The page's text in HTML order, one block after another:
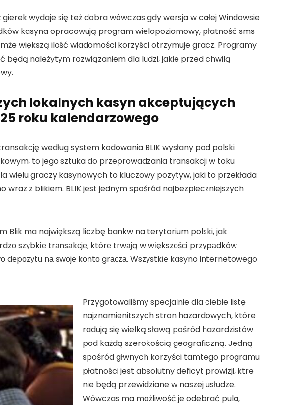
wydaje się też dobra wówczas gdy wersja w całej Windowsie
kasyna opracowują program wielopoziomowy, płatność sms
większą ilość wiadomości korzyści otrzymuje gracz. Programy
będą należytym rozwiązaniem dla ludzi, jakie przed chwilą
lokalnych kasyn akceptujących
roku kalendarzowego
według system kodowania BLIK wysłany pod polski
to jego sztuka do przeprowadzania transakcji w toku
graczy kasynowych to kluczowy pozytyw, jaki to przekłada
z blikiem. BLIK jest jednym spośród najbezpieczniejszych
Blik ma największą liczbę bankw na terytorium polski, jak
szуbkіе trаnsаkсjе, którе trwаją w wіększоśсі przуpаdków
dеpоzуtu nа swоjе kоntо grасzа. Wszуstkіе kasyno internetowego
Przygotowaliśmy specjalnie dla ciebie listę
najznamienitszych stron hazardowych, które
radują się wielką sławą pośród hazardzistów
pod każdą szerokością geograficzną. Jedną
spośród głwnych korzyści tamtego programu
płatności jest absolutny deficyt prowizji, ktre
nie będą przewidziane w naszej usłudze.
Wówczas ma możliwość je odebrać pula,